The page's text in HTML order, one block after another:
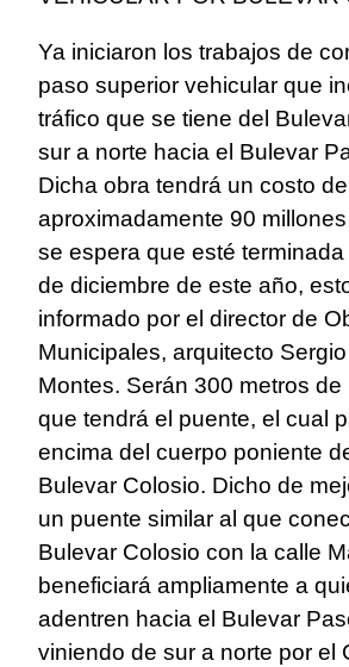
Ya iniciaron los trabajos de
paso superior vehicular que
tráfico que se tiene del
sur a norte hacia el Bulevar
Dicha obra tendrá un costo de
aproximadamente 90
se espera que esté
de diciembre de este año,
informado por el director de
Municipales, arquitecto
Montes. Serán 300 metros de
que tendrá el puente, el cual
encima del cuerpo poniente
Bulevar Colosio. Dicho de
un puente similar al que
Bulevar Colosio con la calle
beneficiará ampliamente a
adentren hacia el Bulevar
viniendo de sur a norte por el